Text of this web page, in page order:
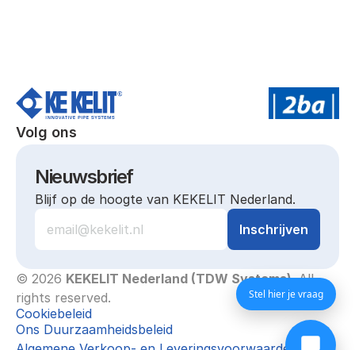
Volg ons
Nieuwsbrief
Blijf op de hoogte van KEKELIT Nederland.
© 2026 KEKELIT Nederland (TDW Systems). All
rights reserved.
Cookiebeleid
Ons Duurzaamheidsbeleid
Stel hier je vraag